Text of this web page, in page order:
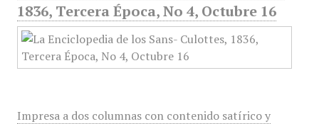
1836, Tercera Época, No 4, Octubre 16
Impresa a dos columnas con contenido satírico y